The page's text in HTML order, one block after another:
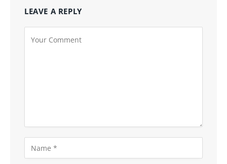
LEAVE A REPLY